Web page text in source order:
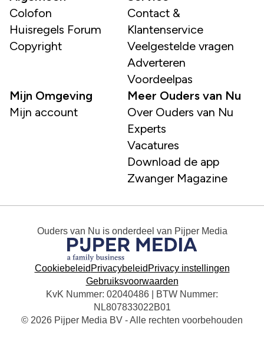
Colofon
Huisregels Forum
Copyright
Contact &
Klantenservice
Veelgestelde vragen
Adverteren
Voordeelpas
Mijn Omgeving
Mijn account
Meer Ouders van Nu
Over Ouders van Nu
Experts
Vacatures
Download de app
Zwanger Magazine
Ouders van Nu is onderdeel van Pijper Media
Cookiebeleid Privacybeleid Privacy instellingen
Gebruiksvoorwaarden
KvK Nummer: 02040486 | BTW Nummer:
NL807833022B01
© 2026 Pijper Media BV - Alle rechten voorbehouden